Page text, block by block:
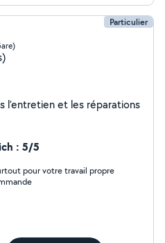
Particulier
l’entretien et les réparations
: 5/5
pour votre travail propre